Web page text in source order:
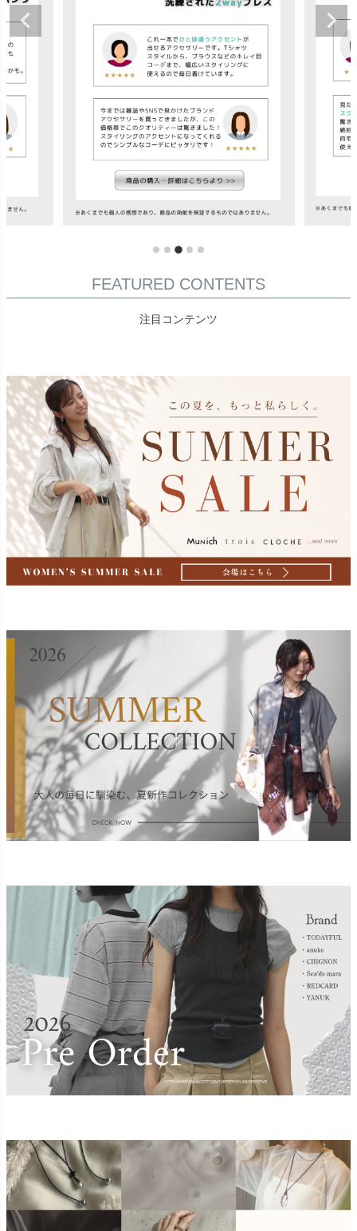
FEATURED CONTENTS
注目コンテンツ